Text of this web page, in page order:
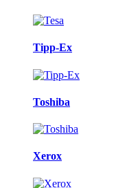
Tipp-Ex
Toshiba
Xerox